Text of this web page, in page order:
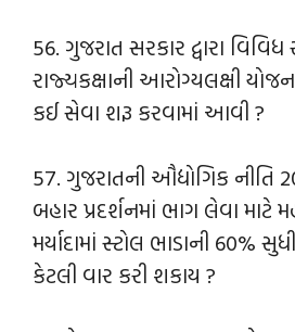
56. ગુજરાત સરકાર દ્વારા વિવિધ
રાજ્યકક્ષાની આરોગ્યલક્ષી
કઈ સેવા શરૂ કરવામાં આવી ?
57. ગુજરાતની ઔદ્યોગિક નીતિ
બહાર પ્રદર્શનમાં ભાગ લેવા માટે
મર્યાદામાં સ્ટોલ ભાડાની 60%
કેટલી વાર કરી શકાય ?